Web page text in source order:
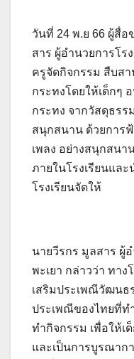
วันที่ 24 พ.ย 66 ผู้สื่อ
สาร ผู้อำนวยการโร
ครูจัดกิจกรรม สืบส
กระทงโดยให้เด็กๆ
กระทง จากวัสดุธรร
สนุกสนาน ด้วยการฟ้
เพลง อย่างสนุกสนา
ภายในโรงเรียนแล
โรงเรียนจัดให้
นายวีรกร มูลสาร ผู้
พะเยา กล่าวว่า ทาง
เสริมประเพณีวัฒนธ
ประเพณีของไทยที่
ทำกิจกรรม เพื่อให้เ
และเป็นการบูรณาก